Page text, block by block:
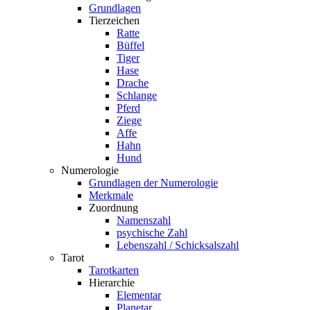
Grundlagen
Tierzeichen
Ratte
Büffel
Tiger
Hase
Drache
Schlange
Pferd
Ziege
Affe
Hahn
Hund
Numerologie
Grundlagen der Numerologie
Merkmale
Zuordnung
Namenszahl
psychische Zahl
Lebenszahl / Schicksalszahl
Tarot
Tarotkarten
Hierarchie
Elementar
Planetar